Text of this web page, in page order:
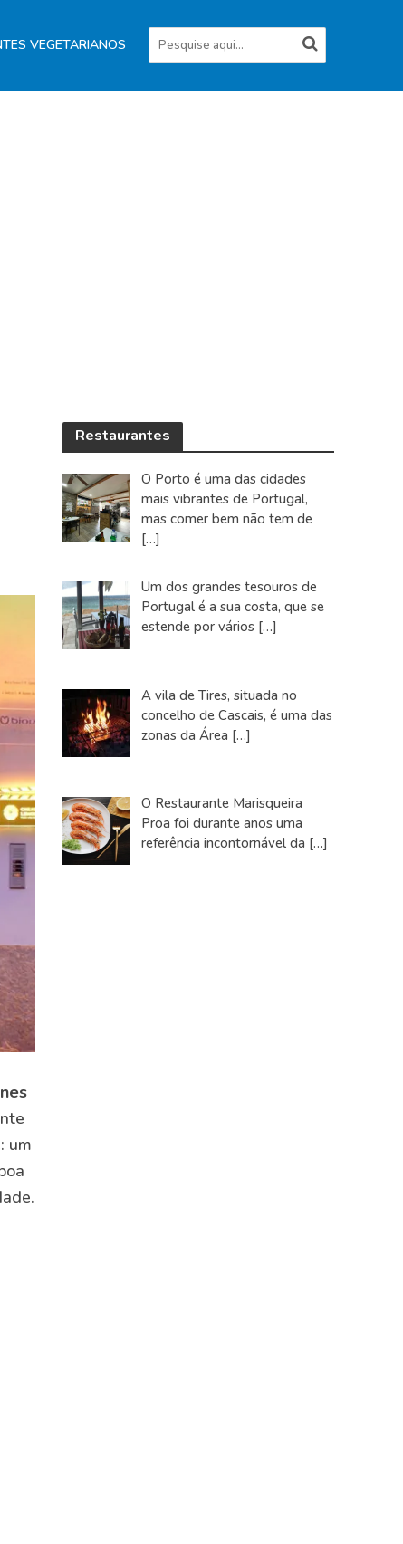
VEGETARIANOS
um
Restaurantes
O Porto é uma das cidades
mais vibrantes de Portugal,
mas comer bem não tem de
[…]
Um dos grandes tesouros de
Portugal é a sua costa, que se
estende por vários […]
A vila de Tires, situada no
concelho de Cascais, é uma das
zonas da Área […]
O Restaurante Marisqueira
Proa foi durante anos uma
referência incontornável da […]